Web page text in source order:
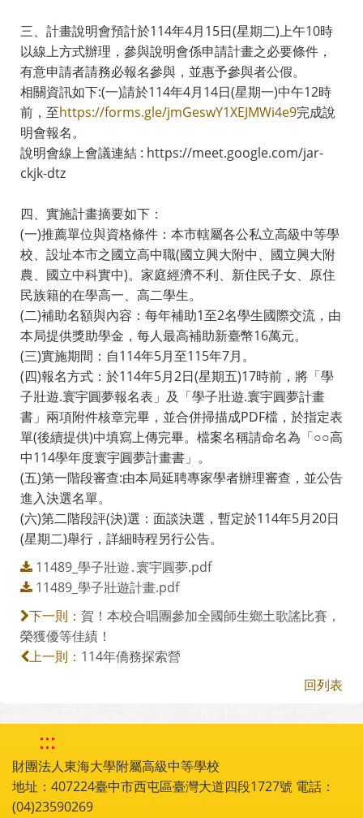
三、計畫說明會預計於114年4月15日(星期二)上午10時
以線上方式辦理，參與說明會係申請計畫之必要條件，
有意申請者請務必報名參與，並惠予參與者公假。
相關資訊如下:(一)請於114年4月14日(星期一)中午12時
前，至https://forms.gle/jmGeswY1XEJMWi4e9完成說
明會報名。
說明會線上會議連結 : https://meet.google.com/jar-
ckjk-dtz
四、實施計畫摘要如下：
(一)推薦單位與資格條件：本市轄屬各公私立高級中等學
校、設址本市之國立高中職(國立興大附中、國立興大附
農、國立中科實中)。家庭經濟不利、新住民子女、原住
民族籍的在學高一、高二學生。
(二)補助名額與內容：每年補助1至2名學生國際交流，由
本局提供獎助學金，每人最高補助新臺幣16萬元。
(三)實施期間：自114年5月至115年7月。
(四)報名方式：於114年5月2日(星期五)17時前，將「學
子壯遊.寰宇圓夢報名表」及「學子壯遊.寰宇圓夢計畫
書」兩項附件核章完畢，並合併掃描成PDF檔，於指定表
單(後續提供)中填寫上傳完畢。檔案名稱請命名為「○○高
中114學年度寰宇圓夢計畫書」。
(五)第一階段審查:由本局延聘專家學者辦理審查，並公告
進入決選名單。
(六)第二階段評(決)選：面談決選，暫定於114年5月20日
(星期二)舉行，詳細時程另行公告。
11489_學子壯遊․寰宇圓夢.pdf
11489_學子壯遊計畫.pdf
下一則： 賀！本校合唱團參加全國師生鄉土歌謠比賽，
榮獲優等佳績！
上一則： 114年僑務探索營
回列表
:::
財團法人東海大學附屬高級中等學校
地址：407224臺中市西屯區臺灣大道四段1727號 電話：
(04)23590269